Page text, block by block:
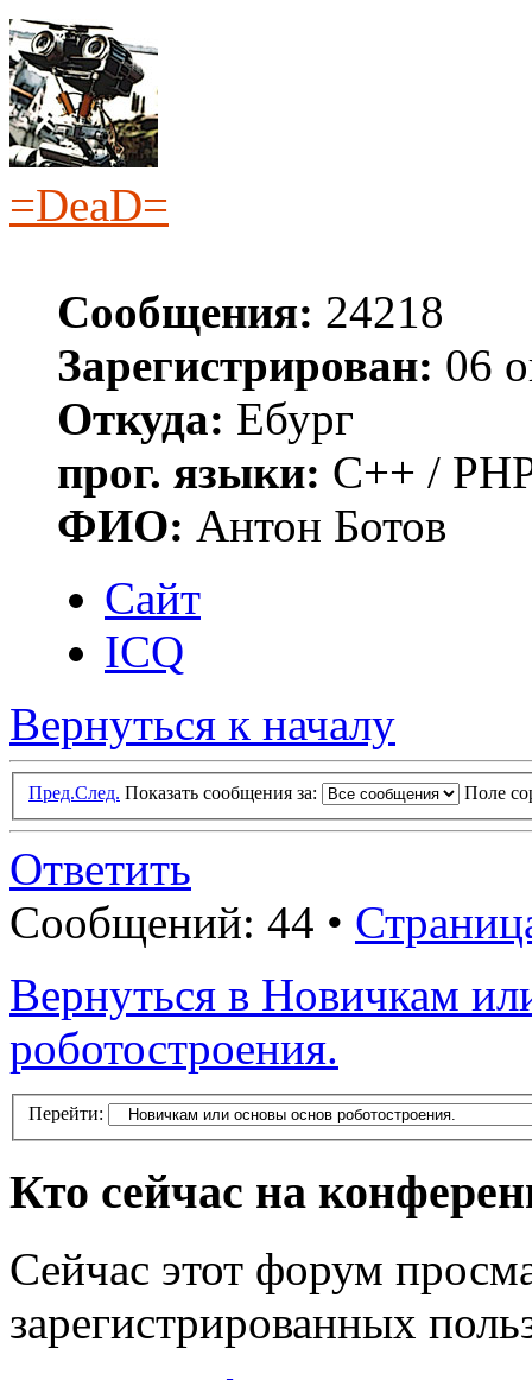
=DeaD=
Сообщения: 24218
Зарегистрирован: 06
Откуда: Ебург
прог. языки: C++ /
ФИО: Антон Ботов
Сайт
ICQ
Вернуться к началу
Пред.След. Показать сообщения за: Поле
Ответить
Сообщений: 44 •
Вернуться в Новичкам
роботостроения.
Перейти:
Кто сейчас на
Сейчас этот форум
зарегистрированных